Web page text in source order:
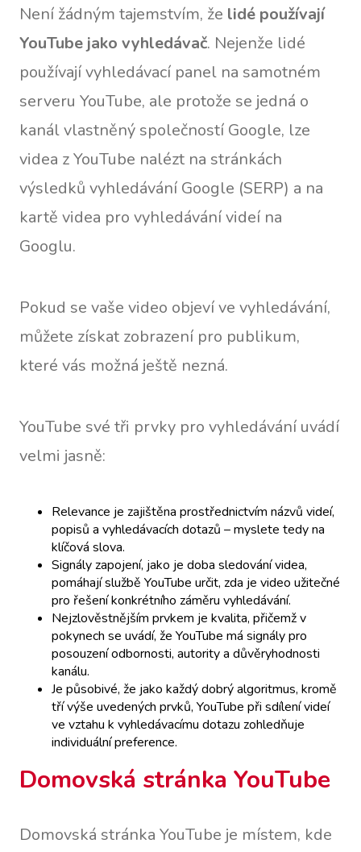
Není žádným tajemstvím, že lidé používají
YouTube jako vyhledávač. Nejenže lidé
používají vyhledávací panel na samotném
serveru YouTube, ale protože se jedná o
kanál vlastněný společností Google, lze
videa z YouTube nalézt na stránkách
výsledků vyhledávání Google (SERP) a na
kartě videa pro vyhledávání videí na
Googlu.
Pokud se vaše video objeví ve vyhledávání,
můžete získat zobrazení pro publikum,
které vás možná ještě nezná.
YouTube své tři prvky pro vyhledávání uvádí
velmi jasně:
Relevance je zajištěna prostřednictvím názvů videí,
popisů a vyhledávacích dotazů – myslete tedy na
klíčová slova.
Signály zapojení, jako je doba sledování videa,
pomáhají službě YouTube určit, zda je video užitečné
pro řešení konkrétního záměru vyhledávání.
Nejzlověstnějším prvkem je kvalita, přičemž v
pokynech se uvádí, že YouTube má signály pro
posouzení odbornosti, autority a důvěryhodnosti
kanálu.
Je působivé, že jako každý dobrý algoritmus, kromě
tří výše uvedených prvků, YouTube při sdílení videí
ve vztahu k vyhledávacímu dotazu zohledňuje
individuální preference.
Domovská stránka YouTube
Domovská stránka YouTube je místem, kde